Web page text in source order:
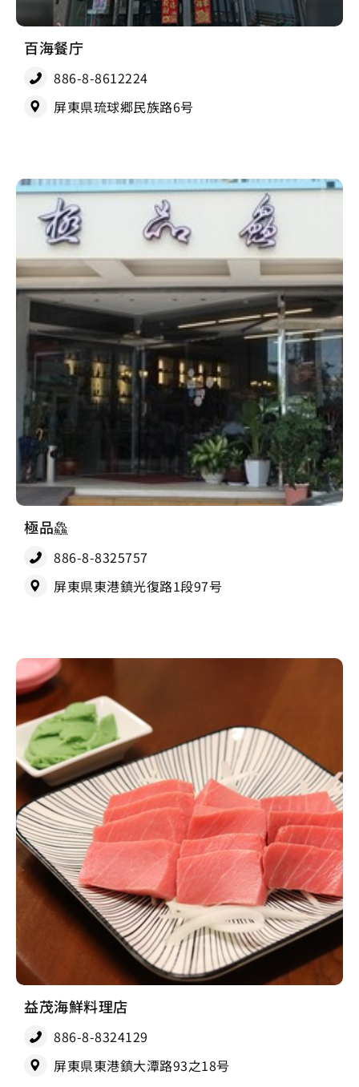
百海餐庁
886-8-8612224
屏東県琉球郷民族路6号
極品鱻
886-8-8325757
屏東県東港鎮光復路1段97号
益茂海鮮料理店
886-8-8324129
屏東県東港鎮大潭路93之18号